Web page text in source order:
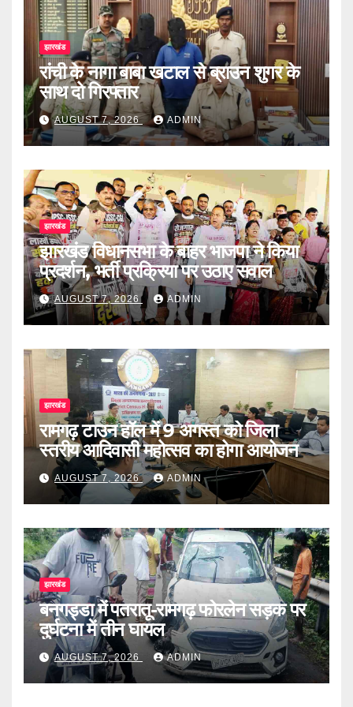
झारखंड
रांची के नागा बाबा खटाल से ब्राउन शुगर के
साथ दो गिरफ्तार
AUGUST 7, 2026 ADMIN
झारखंड
झारखंड विधानसभा के बाहर भाजपा ने किया
प्रदर्शन, भर्ती प्रक्रिया पर उठाए सवाल
AUGUST 7, 2026 ADMIN
झारखंड
रामगढ़ टाउन हॉल में 9 अगस्त को जिला
स्तरीय आदिवासी महोत्सव का होगा आयोजन
AUGUST 7, 2026 ADMIN
झारखंड
बनगड्डा में पतरातू-रामगढ़ फोरलेन सड़क पर
दुर्घटना में तीन घायल
AUGUST 7, 2026 ADMIN